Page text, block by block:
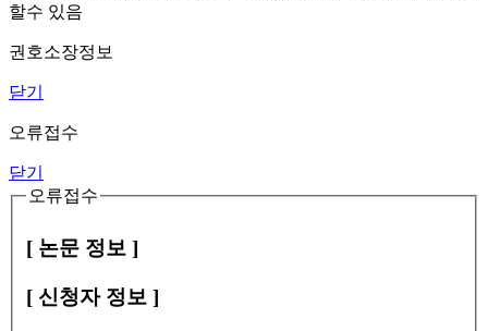
할수 있음
권호소장정보
닫기
오류접수
닫기
오류접수
[ 논문 정보 ]
[ 신청자 정보 ]